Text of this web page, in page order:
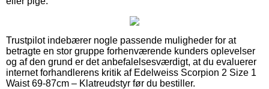
Trustpilot indebærer nogle passende muligheder for at
betragte en stor gruppe forhenværende kunders oplevelser
og af den grund er det anbefalelsesværdigt, at du evaluerer
internet forhandlerens kritik af Edelweiss Scorpion 2 Size 1
Waist 69-87cm – Klatreudstyr før du bestiller.